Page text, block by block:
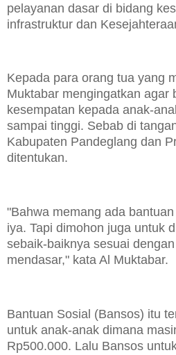
pelayanan dasar di bidang
infrastruktur dan
Kepada para orang tua yang
Muktabar mengingatkan agar
kesempatan kepada anak-
sampai tinggi. Sebab di
Kabupaten Pandeglang dan
ditentukan.
"Bahwa memang ada
iya. Tapi dimohon juga untuk
sebaik-baiknya sesuai
mendasar," kata Al Muktabar.
Bantuan Sosial (Bansos) itu
untuk anak-anak dimana
Rp500.000. Lalu Bansos